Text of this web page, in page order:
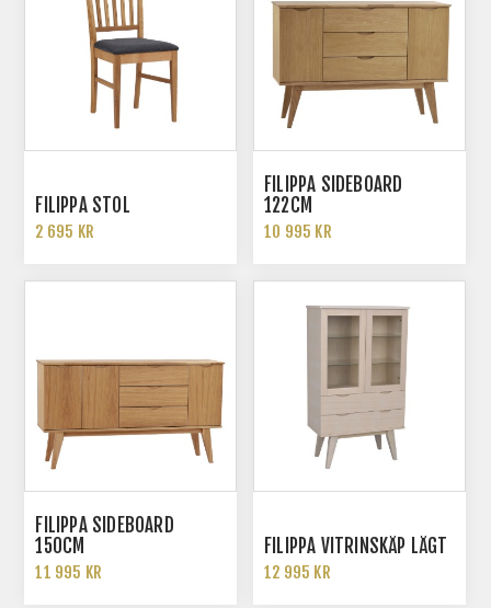
FILIPPA STOL
2 695 KR
FILIPPA SIDEBOARD
122CM
10 995 KR
FILIPPA SIDEBOARD
150CM
11 995 KR
FILIPPA VITRINSKÅP LÅGT
12 995 KR